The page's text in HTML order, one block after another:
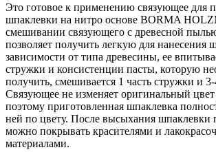
Это готовое к применению связующее для
шпаклевки на нитро основе BORMA
смешивании связующего с древесной
позволяет получить легкую для нанесения
зависимости от типа древесины, ее
стружки и консистенции пасты, которую
получить, смешивается 1 часть стружки и
Связующее не изменяет оригинальный
поэтому приготовленная шпаклевка
ней по цвету. После высыхания шпаклевки
можно покрывать красителями и
материалами.